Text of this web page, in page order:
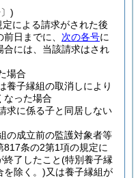
)
定による請求がされた後
日までに、 次の各号に
には、当該請求はされ
場合
養子縁組の取消しにより
なった場合
求に係る子と同居しない
の成立前の監護対象者等
817条の2第1項の規定に
終了したこと(特別養子縁
を除く。)又は養子縁組が